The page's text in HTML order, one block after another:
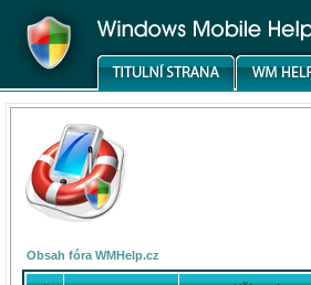
Obsah fóra WMHelp.cz